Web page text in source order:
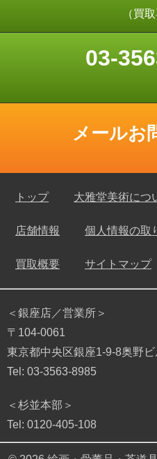
（買
03-
メールお
トップ 大雅堂美術につ
店舗情報 個人情報の取
買取概要 サイトマップ
＜銀座店／営業所＞
〒104-0061
東京都中央区銀座1-9-8奥野ビ
Tel: 03-3563-8985
＜杉並本部＞
Tel: 0120-405-108